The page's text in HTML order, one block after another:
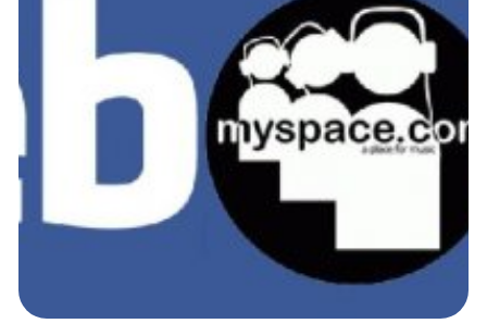
Wielki
byłego